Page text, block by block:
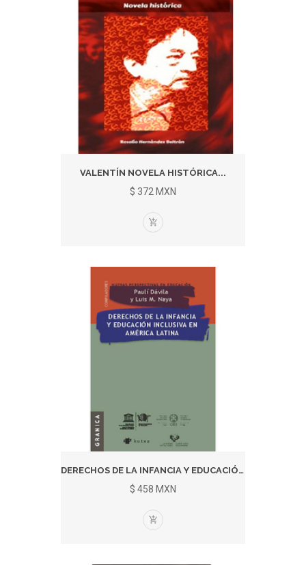
VALENTÍN NOVELA HISTÓRICA...
$ 372 MXN
DERECHOS DE LA INFANCIA Y EDUCACIÓ...
$ 458 MXN